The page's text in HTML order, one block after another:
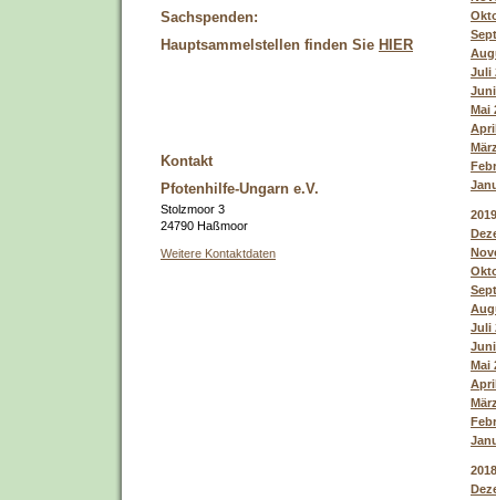
Sachspenden:
Hauptsammelstellen finden Sie HIER
Kontakt
Pfotenhilfe-Ungarn e.V.
Stolzmoor 3
24790 Haßmoor
Weitere Kontaktdaten
Juli
Mai
2019
Juli
Mai
2018